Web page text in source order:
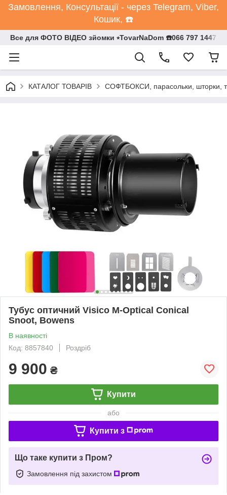
Замовлення, Консультації - через Telegram, Viber,
Кошик, ☎️
Все для ФОТО ВІДЕО зйомки ⭒TovarNaDom ☎️066 797 1447
КАТАЛОГ ТОВАРІВ СОФТБОКСИ, парасольки, шторки,
Тубус оптичний Visico M-Optical Conical
Snoot, Bowens
В наявності
Код: 8857840
Роздріб
9 900 ₴
Купити
або
Купити з
Що таке купити з Пром?
Замовлення під захистом